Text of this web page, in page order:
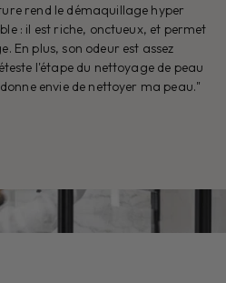
rend le démaquillage hyper
: il est riche, onctueux, et permet
En plus, son odeur est assez
l'étape du nettoyage de peau
envie de nettoyer ma peau."